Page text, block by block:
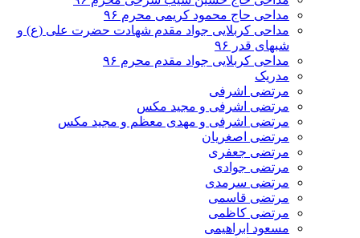
مداحی حاج محمود کریمی محرم ۹۶
مداحی کربلایی جواد مقدم شهادت حضرت علی (ع) و
شبهای قدر ۹۶
مداحی کربلایی جواد مقدم محرم ۹۶
مدریک
مرتضی اشرفی
مرتضی اشرفی و مجید مکس
مرتضی اشرفی و مهدی معظم و مجید مکس
مرتضی اصغریان
مرتضی جعفری
مرتضی جوادی
مرتضی سرمدی
مرتضی قاسمی
مرتضی کاظمی
مسعود ابراهیمی